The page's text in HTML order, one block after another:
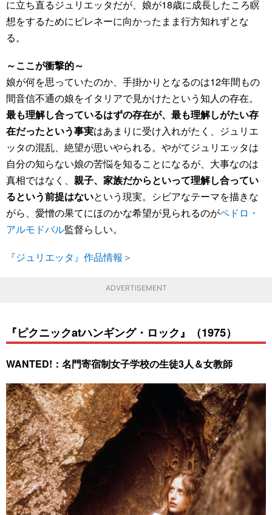
に立ち直るジュリエッタだが、娘が18歳に成長したころ瞑
想をするためにピレネーに向かったまま行方知れずとな
る。
～ここが衝撃的～
娘が何を思っていたのか、手掛かりとなるのは12年間もの
間音信不通の娘をイタリアで見かけたという知人の存在。
最も理解し合っているはずの存在が、最も理解しがたい存
在だったという事実はあまりに受け入れがたく、ジュリエ
ッタの混乱、絶望が思いやられる。やがてジュリエッタは
自分の知らない娘の苦悩を知ることになるが、大事なのは
真相ではなく、 親子、家族だからといって理解し合ってい
るという前提はないという現実。シビアなテーマを描きな
がら、愛憎の果てにほのかな希望が見られるのがペドロ・
アルモドバル監督らしい。
『ジュリエッタ』作品情報＞
ADVERTISEMENT
『ピクニックatハンギング・ロック』（1975）
WANTED!：名門寄宿制女子学校の生徒3人＆女教師